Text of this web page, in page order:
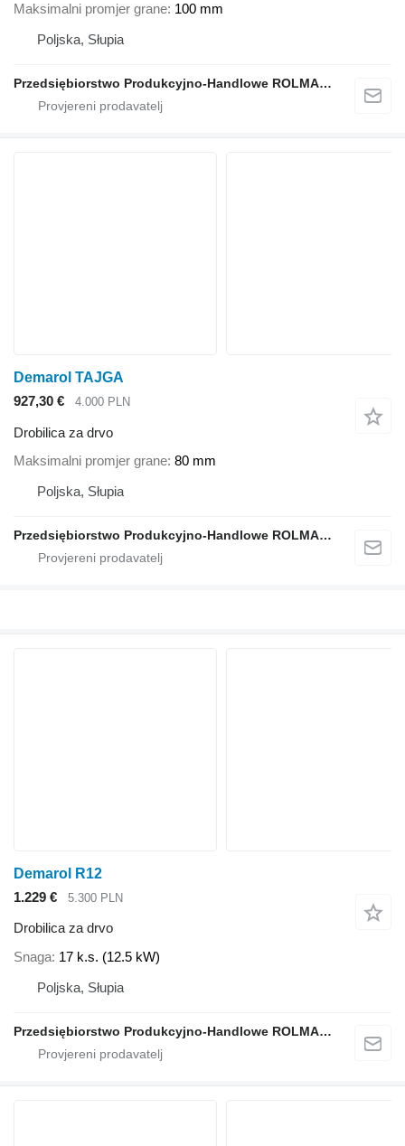
Maksimalni promjer grane 100 mm
Poljska, Słupia
Przedsiębiorstwo Produkcyjno-Handlowe ROLMAPOL Marcin Dziekan
Demarol TAJGA
927,30 €
4.000 PLN
Drobilica za drvo
Maksimalni promjer grane 80 mm
Poljska, Słupia
Przedsiębiorstwo Produkcyjno-Handlowe ROLMAPOL Marcin Dziekan
Demarol R12
1.229 €
5.300 PLN
Drobilica za drvo
Snaga 17 k.s. (12.5 kW)
Poljska, Słupia
Przedsiębiorstwo Produkcyjno-Handlowe ROLMAPOL Marcin Dziekan